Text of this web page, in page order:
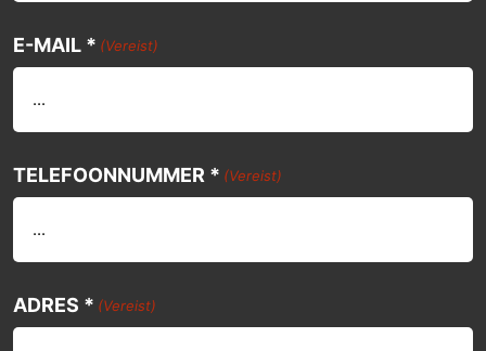
E-MAIL * (Vereist)
TELEFOONNUMMER * (Vereist)
ADRES * (Vereist)